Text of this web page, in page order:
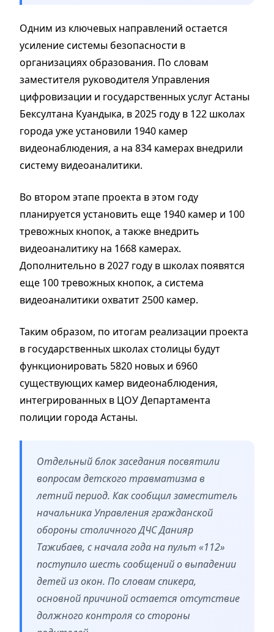
Одним из ключевых направлений остается
усиление системы безопасности в
организациях образования. По словам
заместителя руководителя Управления
цифровизации и государственных услуг Астаны
Бексултана Куандыка, в 2025 году в 122 школах
города уже установили 1940 камер
видеонаблюдения, а на 834 камерах внедрили
систему видеоаналитики.
Во втором этапе проекта в этом году
планируется установить еще 1940 камер и 100
тревожных кнопок, а также внедрить
видеоаналитику на 1668 камерах.
Дополнительно в 2027 году в школах появятся
еще 100 тревожных кнопок, а система
видеоаналитики охватит 2500 камер.
Таким образом, по итогам реализации проекта
в государственных школах столицы будут
функционировать 5820 новых и 6960
существующих камер видеонаблюдения,
интегрированных в ЦОУ Департамента
полиции города Астаны.
Отдельный блок заседания посвятили
вопросам детского травматизма в
летний период. Как сообщил заместитель
начальника Управления гражданской
обороны столичного ДЧС Данияр
Тажибаев, с начала года на пульт «112»
поступило шесть сообщений о выпадении
детей из окон. По словам спикера,
основной причиной остается отсутствие
должного контроля со стороны